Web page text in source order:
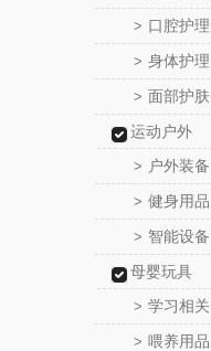
> 口腔护理
> 身体护理
> 面部护肤
运动户外
> 户外装备
> 健身用品
> 智能设备
母婴玩具
> 学习相关
> 喂养用品